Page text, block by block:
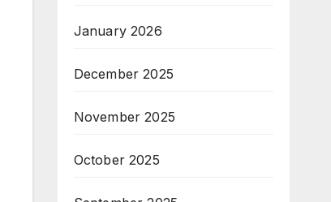
January 2026
December 2025
November 2025
October 2025